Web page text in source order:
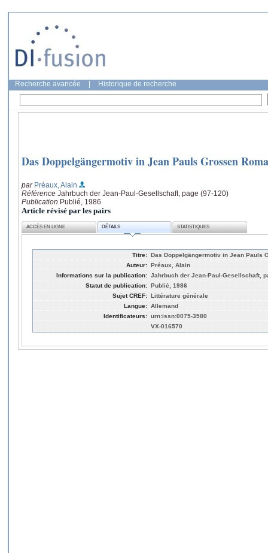
Recherche avancée Historique de recherche
Das Doppelgängermotiv in Jean Pauls Grossen
par Préaux, Alain
Référence Jahrbuch der Jean-Paul-Gesellschaft, page (97-120)
Publication Publié, 1986
Article révisé par les pairs
ACCÈS EN LIGNE DÉTAILS STATISTIQUES
Titre: Das Doppelgängermotiv in Jean Pauls
Auteur: Préaux, Alain
Informations sur la publication: Jahrbuch der Jean-Paul-Gesellschaft,
Statut de publication: Publié, 1986
Sujet CREF: Littérature générale
Langue: Allemand
Identificateurs: urn:issn:0075-3580
VX-016570